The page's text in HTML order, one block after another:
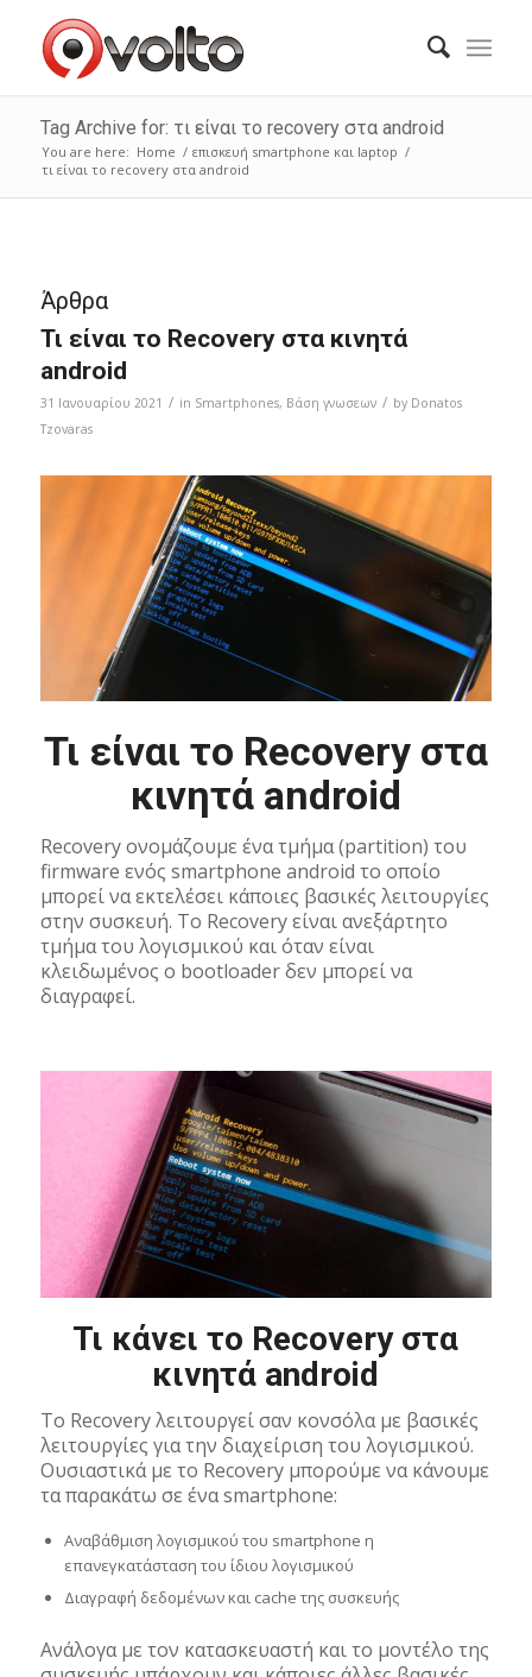
Tag Archive for: τι είναι το recovery στα android
You are here: Home / επισκευή smartphone και laptop /
τι είναι το recovery στα android
Άρθρα
Τι είναι το Recovery στα κινητά
android
31 Ιανουαρίου 2021 / in Smartphones, Bάση γνωσεων / by Donatos
Tzovaras
Τι είναι το Recovery στα
κινητά android
Recovery ονομάζουμε ένα τμήμα (partition) του
firmware ενός smartphone android το οποίο
μπορεί να εκτελέσει κάποιες βασικές λειτουργίες
στην συσκευή. Το Recovery είναι ανεξάρτητο
τμήμα του λογισμικού και όταν είναι
κλειδωμένος ο bootloader δεν μπορεί να
διαγραφεί.
Τι κάνει το Recovery στα
κινητά android
Το Recovery λειτουργεί σαν κονσόλα με βασικές
λειτουργίες για την διαχείριση του λογισμικού.
Ουσιαστικά με το Recovery μπορούμε να κάνουμε
τα παρακάτω σε ένα smartphone:
Αναβάθμιση λογισμικού του smartphone η
επανεγκατάσταση του ίδιου λογισμικού
Διαγραφή δεδομένων και cache της συσκευής
Ανάλογα με τον κατασκευαστή και το μοντέλο της